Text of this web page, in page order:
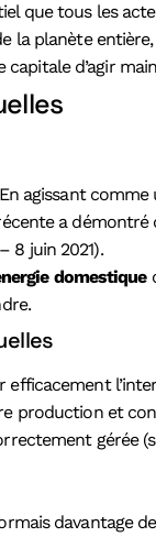
que tous les
planète
d’agir
agissant
a démontré
8 juin 2021).
domestique
production et
davantage